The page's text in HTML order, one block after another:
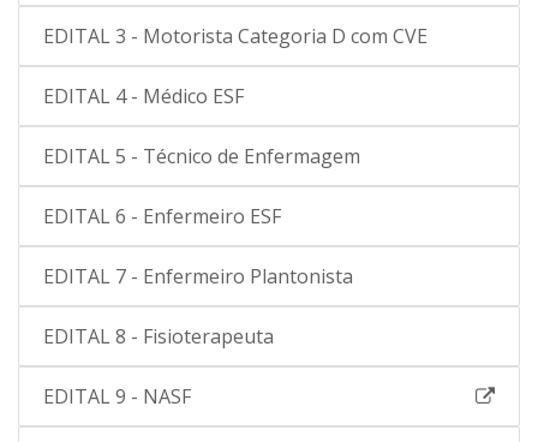
EDITAL 3 - Motorista Categoria D com CVE
EDITAL 4 - Médico ESF
EDITAL 5 - Técnico de Enfermagem
EDITAL 6 - Enfermeiro ESF
EDITAL 7 - Enfermeiro Plantonista
EDITAL 8 - Fisioterapeuta
EDITAL 9 - NASF